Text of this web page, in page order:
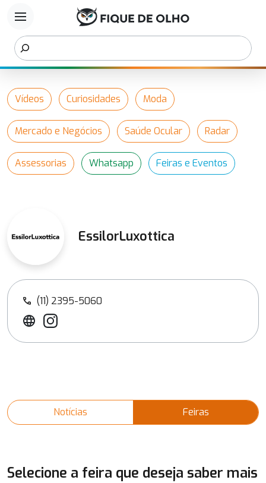
menu
Vídeos Curiosidades Moda
Mercado e Negócios Saúde Ocular Radar
Assessorias Whatsapp Feiras e Eventos
EssilorLuxottica
call (11) 2395-5060
Notícias Feiras
Selecione a feira que deseja saber mais